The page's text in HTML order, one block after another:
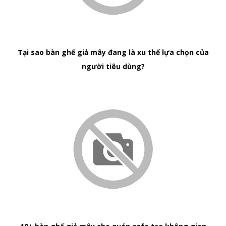
Tại sao bàn ghế giả mây đang là xu thế lựa chọn của
người tiêu dùng?